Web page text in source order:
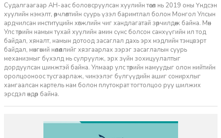
Судалгаагаар АН-аас боловсруулсан хуулийн төсөл нь 2019 оны Үндсэн
хуулийн нэмэлт, өөрчлөлтийн суурь үзэл баримтлал болон Монгол Улсын
ардчилсан институцийн хөгжлийн чиг хандлагатай зөрчилдөж байна. Мөн
Улс төрийн намын тухай хуулийн амин сүнс болсон санхүүгийн ил тод
байдал, хяналт, намын дотоод засаглал дахь эрх мэдлийн тэнцвэрт
байдал, мөнгөний нөлөөллийг хязгаарлах зэрэг засаглалын суурь
механизмыг бүхэлд нь сулруулж, эрх зүйн зохицуулалтыг
дордуулсан шинжтэй байна. Улмаар улс төрийн намуудыг олон нийтийн
оролцооноос тусгаарлаж, чинээлэг бүлгүүдийн ашиг сонирхлыг
хамгаалсан картель нам болон плутократ тогтолцоо руу шилжих
эрсдэл өндөр байна.